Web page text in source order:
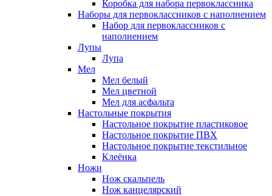
Коробка для набора первоклассника
Наборы для первоклассников с наполнением
Набор для первоклассников с
наполнением
Лупы
Лупа
Мел
Мел белый
Мел цветной
Мел для асфальта
Настольные покрытия
Настольное покрытие пластиковое
Настольное покрытие ПВХ
Настольное покрытие текстильное
Клеёнка
Ножи
Нож скальпель
Нож канцелярский